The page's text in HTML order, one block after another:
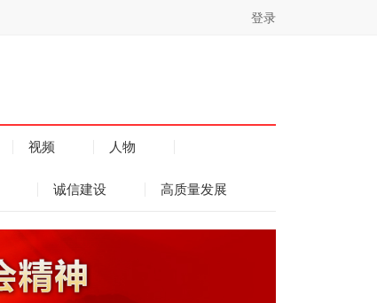
登录
视频 人物
诚信建设 高质量发展